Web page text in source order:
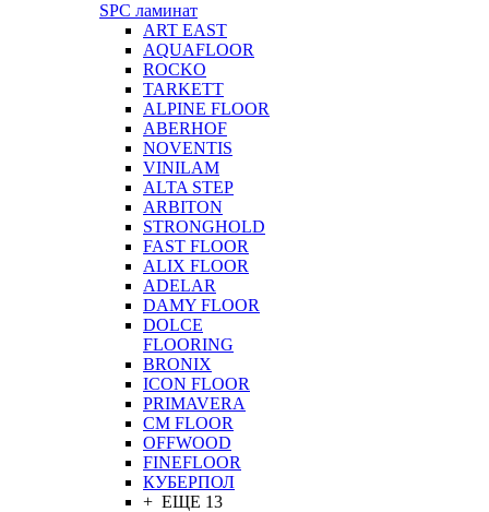
SPC ламинат
ART EAST
AQUAFLOOR
ROCKO
TARKETT
ALPINE FLOOR
ABERHOF
NOVENTIS
VINILAM
ALTA STEP
ARBITON
STRONGHOLD
FAST FLOOR
ALIX FLOOR
ADELAR
DAMY FLOOR
DOLCE
FLOORING
BRONIX
ICON FLOOR
PRIMAVERA
CM FLOOR
OFFWOOD
FINEFLOOR
КУБЕРПОЛ
+ ЕЩЕ 13